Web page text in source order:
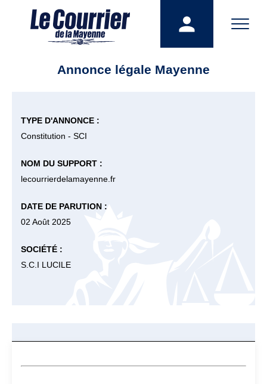
Annonce légale Mayenne
TYPE D'ANNONCE :
Constitution - SCI
NOM DU SUPPORT :
lecourrierdelamayenne.fr
DATE DE PARUTION :
02 Août 2025
SOCIÉTÉ :
S.C.I LUCILE